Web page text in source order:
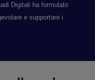
Digitali ha formulato
e supportare i